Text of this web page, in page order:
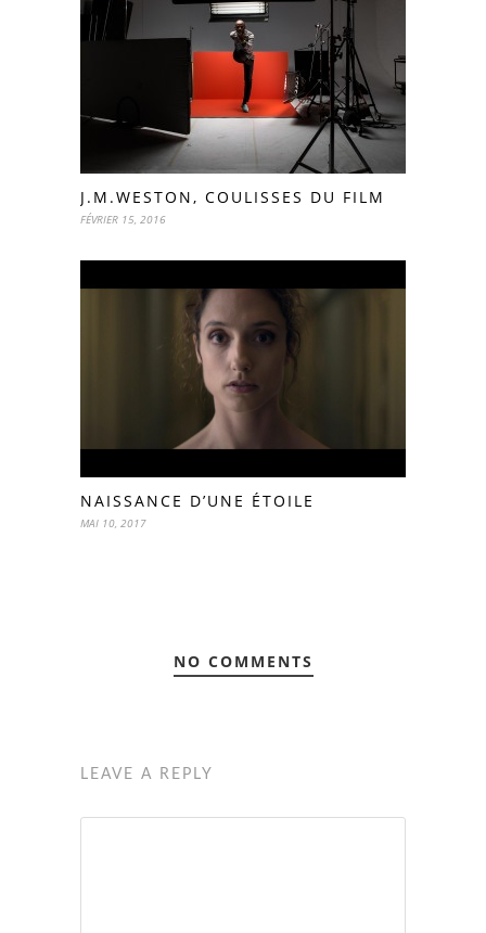
J.M.WESTON, COULISSES DU FILM
FÉVRIER 15, 2016
NAISSANCE D’UNE ÉTOILE
MAI 10, 2017
NO COMMENTS
LEAVE A REPLY